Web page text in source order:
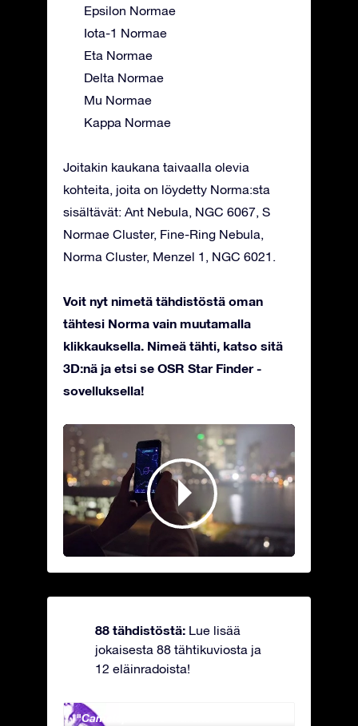
Epsilon Normae
Iota-1 Normae
Eta Normae
Delta Normae
Mu Normae
Kappa Normae
Joitakin kaukana taivaalla olevia
kohteita, joita on löydetty Norma:sta
sisältävät: Ant Nebula, NGC 6067, S
Normae Cluster, Fine-Ring Nebula,
Norma Cluster, Menzel 1, NGC 6021.
Voit nyt nimetä tähdistöstä oman
tähtesi Norma vain muutamalla
klikkauksella. Nimeä tähti, katso sitä
3D:nä ja etsi se OSR Star Finder -
sovelluksella!
88 tähdistöstä: Lue lisää
jokaisesta 88 tähtikuviosta ja
12 eläinradoista!
Camelopardalis - Kirahvi